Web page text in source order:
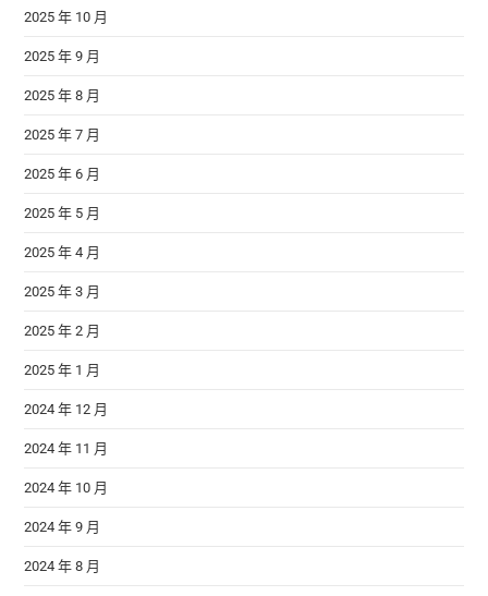
2025 年 10 月
2025 年 9 月
2025 年 8 月
2025 年 7 月
2025 年 6 月
2025 年 5 月
2025 年 4 月
2025 年 3 月
2025 年 2 月
2025 年 1 月
2024 年 12 月
2024 年 11 月
2024 年 10 月
2024 年 9 月
2024 年 8 月